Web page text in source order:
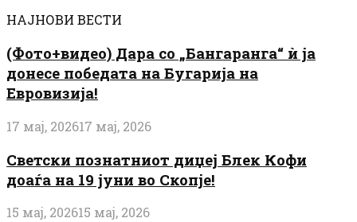
НАЈНОВИ ВЕСТИ
(Фото+видео) Дара со „Бангаранга“ ѝ ја
донесе победата на Бугарија на
Евровизија!
17 мај, 202617 мај, 2026
Светски познатниот диџеј Блек Кофи
доаѓа на 19 јуни во Скопје!
15 мај, 202615 мај, 2026